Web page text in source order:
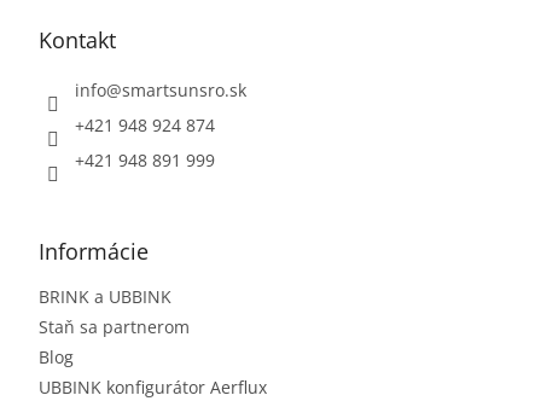
Kontakt
info@smartsunsro.sk
+421 948 924 874
+421 948 891 999
Informácie
BRINK a UBBINK
Staň sa partnerom
Blog
UBBINK konfigurátor Aerflux